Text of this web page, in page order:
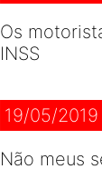
Os
INSS
19/05/2019
Não meus